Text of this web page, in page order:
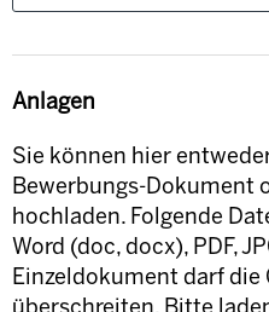
Anlagen
Sie können hier
Bewerbungs-Dokument
hochladen. Folgende
Word (doc, docx), PDF,
Einzeldokument darf die